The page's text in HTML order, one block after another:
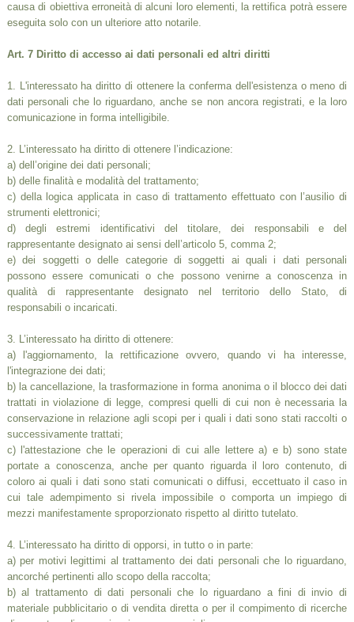
causa di obiettiva erroneità di alcuni loro elementi, la rettifica potrà essere
eseguita solo con un ulteriore atto notarile.
Art. 7 Diritto di accesso ai dati personali ed altri diritti
1. L'interessato ha diritto di ottenere la conferma dell'esistenza o meno di
dati personali che lo riguardano, anche se non ancora registrati, e la loro
comunicazione in forma intelligibile.
2. L’interessato ha diritto di ottenere l’indicazione:
a) dell’origine dei dati personali;
b) delle finalità e modalità del trattamento;
c) della logica applicata in caso di trattamento effettuato con l’ausilio di
strumenti elettronici;
d) degli estremi identificativi del titolare, dei responsabili e del
rappresentante designato ai sensi dell’articolo 5, comma 2;
e) dei soggetti o delle categorie di soggetti ai quali i dati personali
possono essere comunicati o che possono venirne a conoscenza in
qualità di rappresentante designato nel territorio dello Stato, di
responsabili o incaricati.
3. L’interessato ha diritto di ottenere:
a) l'aggiornamento, la rettificazione ovvero, quando vi ha interesse,
l'integrazione dei dati;
b) la cancellazione, la trasformazione in forma anonima o il blocco dei dati
trattati in violazione di legge, compresi quelli di cui non è necessaria la
conservazione in relazione agli scopi per i quali i dati sono stati raccolti o
successivamente trattati;
c) l'attestazione che le operazioni di cui alle lettere a) e b) sono state
portate a conoscenza, anche per quanto riguarda il loro contenuto, di
coloro ai quali i dati sono stati comunicati o diffusi, eccettuato il caso in
cui tale adempimento si rivela impossibile o comporta un impiego di
mezzi manifestamente sproporzionato rispetto al diritto tutelato.
4. L’interessato ha diritto di opporsi, in tutto o in parte:
a) per motivi legittimi al trattamento dei dati personali che lo riguardano,
ancorché pertinenti allo scopo della raccolta;
b) al trattamento di dati personali che lo riguardano a fini di invio di
materiale pubblicitario o di vendita diretta o per il compimento di ricerche